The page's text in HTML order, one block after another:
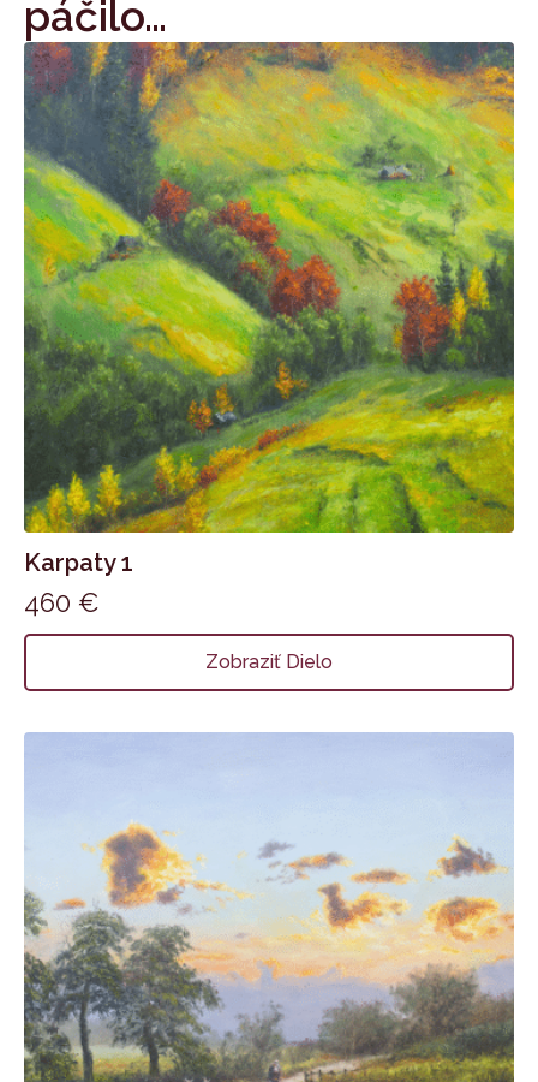
páčilo…
Karpaty 1
460 €
Zobraziť Dielo